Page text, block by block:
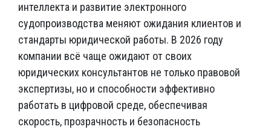
интеллекта и развитие электронного
судопроизводства меняют ожидания клиентов и
стандарты юридической работы. В 2026 году
компании всё чаще ожидают от своих
юридических консультантов не только правовой
экспертизы, но и способности эффективно
работать в цифровой среде, обеспечивая
скорость, прозрачность и безопасность